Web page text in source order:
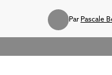
Par Pascale